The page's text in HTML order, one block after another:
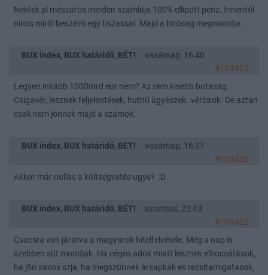
Nektek pl mészáros minden számlája 100% ellipott pénz. Innentől
nincs miről beszélni egy tiszassal. Majd a birósag megmondja.
BUX index, BUX határidő, BÉT!
vasárnap, 16:40
#105427
Legyen inkább 1000mrd eur nem? Az sem kisebb butasag.
Csigavér, lesznek feljelentések, huthű ügyészek..vérbirok. De aztan
csak nem jönnek majd a számok.
BUX index, BUX határidő, BÉT!
vasárnap, 16:37
#105426
Akkor már nullas a költségvetés ugye? :D
BUX index, BUX határidő, BÉT!
szombat, 22:43
#105422
Csucsra van járatva a magyarok hitelfelvétele. Még a nap is
szebben süt mondjak. Ha céges adók miatt lesznek elbocsátások,
ha jön savos szja, ha megszünnek ársapkak es rezsitamigatasok,